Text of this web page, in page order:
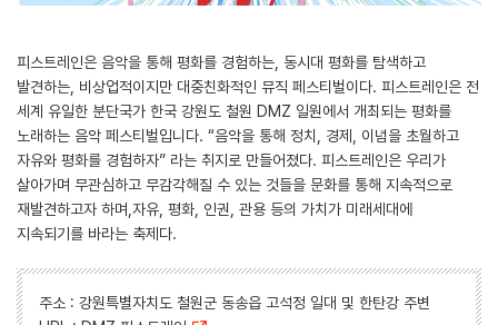
피스트레인은 음악을 통해 평화를 경험하는, 동시대 평화를 탐색하고
발견하는, 비상업적이지만 대중친화적인 뮤직 페스티벌이다. 피스트레인은 전
세계 유일한 분단국가 한국 강원도 철원 DMZ 일원에서 개최되는 평화를
노래하는 음악 페스티벌입니다. “음악을 통해 정치, 경제, 이념을 초월하고
자유와 평화를 경험하자” 라는 취지로 만들어졌다. 피스트레인은 우리가
살아가며 무관심하고 무감각해질 수 있는 것들을 문화를 통해 지속적으로
재발견하고자 하며,자유, 평화, 인권, 관용 등의 가치가 미래세대에
지속되기를 바라는 축제다.
주소 : 강원특별자치도 철원군 동송읍 고석정 일대 및 한탄강 주변